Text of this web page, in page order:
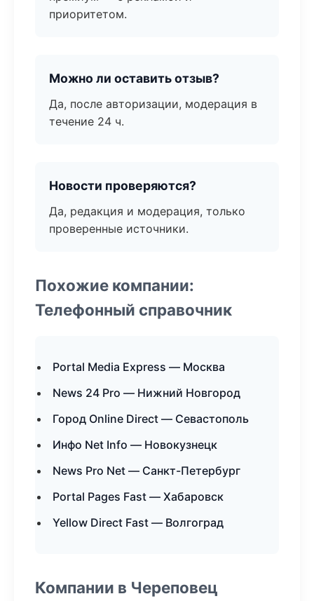
приоритетом.
Можно ли оставить отзыв?
Да, после авторизации, модерация в
течение 24 ч.
Новости проверяются?
Да, редакция и модерация, только
проверенные источники.
Похожие компании:
Телефонный справочник
Portal Media Express — Москва
News 24 Pro — Нижний Новгород
Город Online Direct — Севастополь
Инфо Net Info — Новокузнецк
News Pro Net — Санкт-Петербург
Portal Pages Fast — Хабаровск
Yellow Direct Fast — Волгоград
Компании в Череповец